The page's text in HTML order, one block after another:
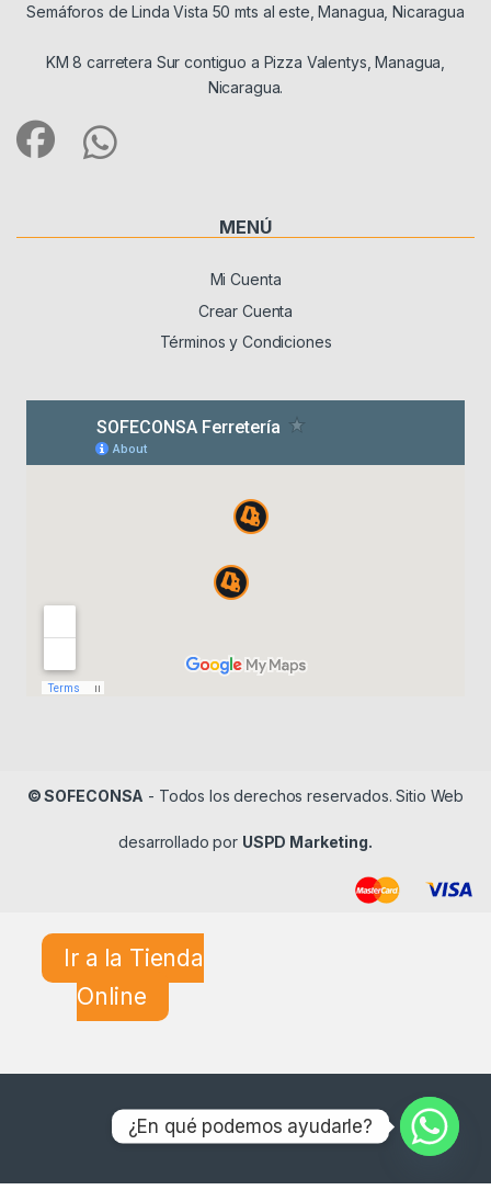
Semáforos de Linda Vista 50 mts al este, Managua, Nicaragua
KM 8 carretera Sur contiguo a Pizza Valentys, Managua,
Nicaragua.
MENÚ
Mi Cuenta
Crear Cuenta
Términos y Condiciones
© SOFECONSA - Todos los derechos reservados. Sitio Web
desarrollado por USPD Marketing.
Ir a la Tienda
Online
¿En qué podemos ayudarle?